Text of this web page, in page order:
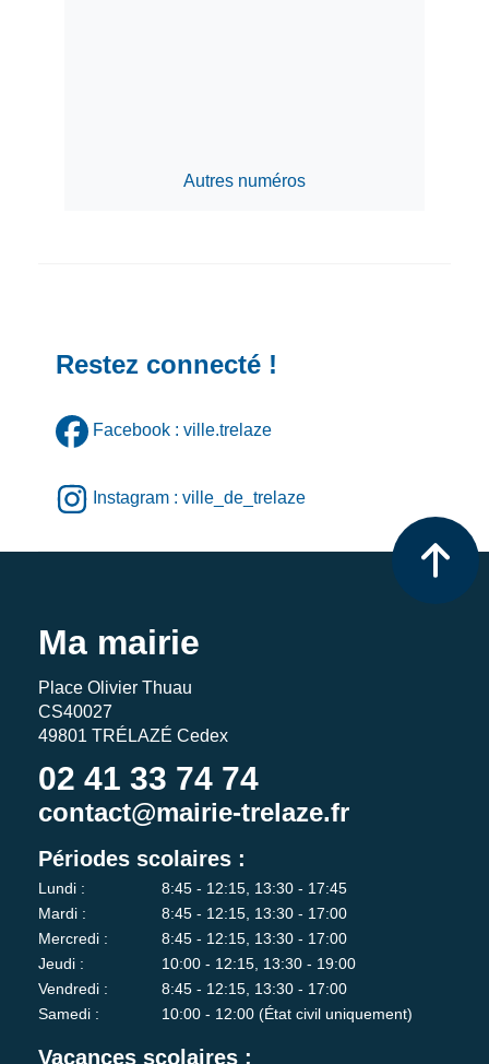
Autres numéros
Restez connecté !
Facebook : ville.trelaze
Instagram : ville_de_trelaze
Ma mairie
Place Olivier Thuau
CS40027
49801 TRÉLAZÉ Cedex
02 41 33 74 74
contact@mairie-trelaze.fr
Périodes scolaires :
Lundi :
8:45 - 12:15, 13:30 - 17:45
Mardi :
8:45 - 12:15, 13:30 - 17:00
Mercredi :
8:45 - 12:15, 13:30 - 17:00
Jeudi :
10:00 - 12:15, 13:30 - 19:00
Vendredi :
8:45 - 12:15, 13:30 - 17:00
Samedi :
10:00 - 12:00 (État civil uniquement)
Vacances scolaires :